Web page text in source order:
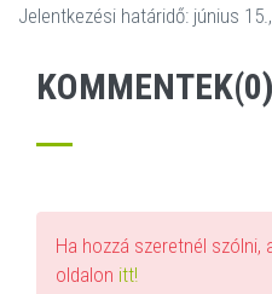
Jelentkezési határidő: június
KOMMENTEK(0)
Ha hozzá szeretnél szólni,
oldalon itt!